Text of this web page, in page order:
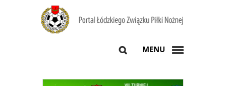
MENU